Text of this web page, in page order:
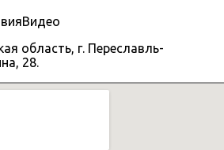
Видео
область, г. Переславль-
28.